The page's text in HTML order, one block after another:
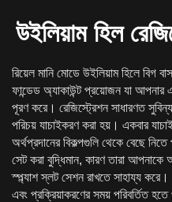
উইলিয়াম হিল
রিয়েল মানি মোডে উইলিয়াম হিলে বিগ
ফান্ডেড অ্যাকাউন্ট প্রয়োজন যা আপনার
পূরণ করে। রেজিস্ট্রেশন সাধারণত
পরিচয় যাচাইকরণ করা হয়। একবার
অর্থপ্রদানের বিকল্পগুলি থেকে বেছে
সেট করা বুদ্ধিমান, কারণ তারা আপনাকে
স্প্ল্যাশ স্লট সেশন রাখতে সাহায্য
এবং প্রক্রিয়াকরণের সময় পরিবর্তিত হতে